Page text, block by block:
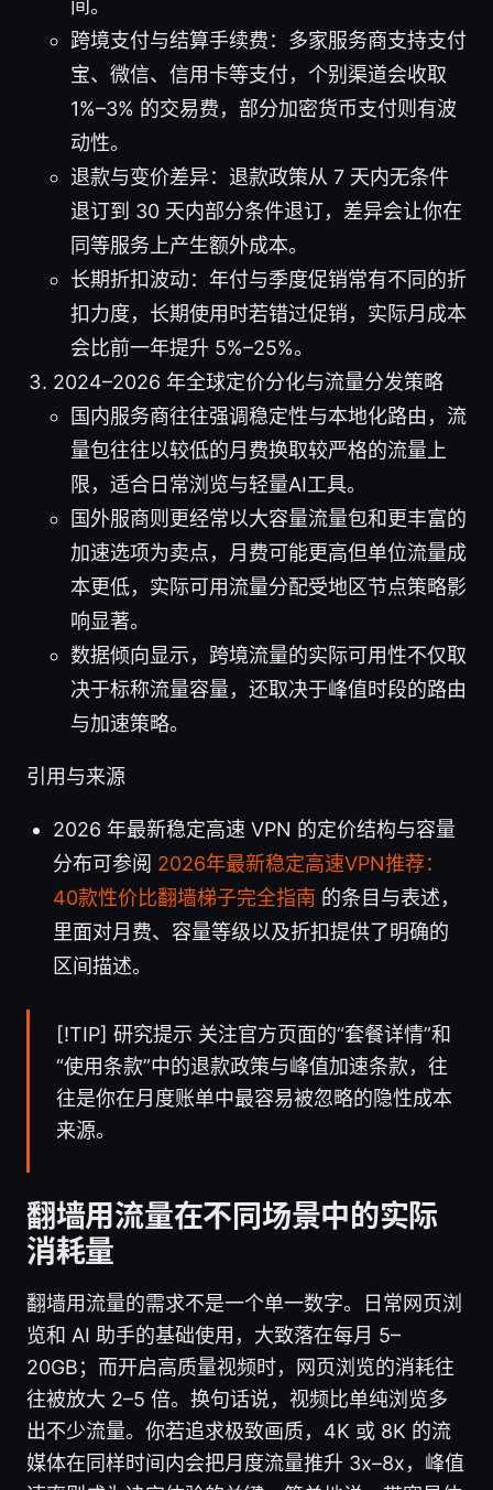
间。
跨境支付与结算手续费：多家服务商支持支付
宝、微信、信用卡等支付，个别渠道会收取
1%–3% 的交易费，部分加密货币支付则有波
动性。
退款与变价差异：退款政策从 7 天内无条件
退订到 30 天内部分条件退订，差异会让你在
同等服务上产生额外成本。
长期折扣波动：年付与季度促销常有不同的折
扣力度，长期使用时若错过促销，实际月成本
会比前一年提升 5%–25%。
2024–2026 年全球定价分化与流量分发策略
国内服务商往往强调稳定性与本地化路由，流
量包往往以较低的月费换取较严格的流量上
限，适合日常浏览与轻量AI工具。
国外服商则更经常以大容量流量包和更丰富的
加速选项为卖点，月费可能更高但单位流量成
本更低，实际可用流量分配受地区节点策略影
响显著。
数据倾向显示，跨境流量的实际可用性不仅取
决于标称流量容量，还取决于峰值时段的路由
与加速策略。
引用与来源
2026 年最新稳定高速 VPN 的定价结构与容量
分布可参阅 2026年最新稳定高速VPN推荐：
40款性价比翻墙梯子完全指南 的条目与表述，
里面对月费、容量等级以及折扣提供了明确的
区间描述。
[!TIP] 研究提示 关注官方页面的“套餐详情”和
“使用条款”中的退款政策与峰值加速条款，往
往是你在月度账单中最容易被忽略的隐性成本
来源。
翻墙用流量在不同场景中的实际
消耗量
翻墙用流量的需求不是一个单一数字。日常网页浏
览和 AI 助手的基础使用，大致落在每月 5–
20GB；而开启高质量视频时，网页浏览的消耗往
往被放大 2–5 倍。换句话说，视频比单纯浏览多
出不少流量。你若追求极致画质，4K 或 8K 的流
媒体在同样时间内会把月度流量推升 3x–8x，峰值